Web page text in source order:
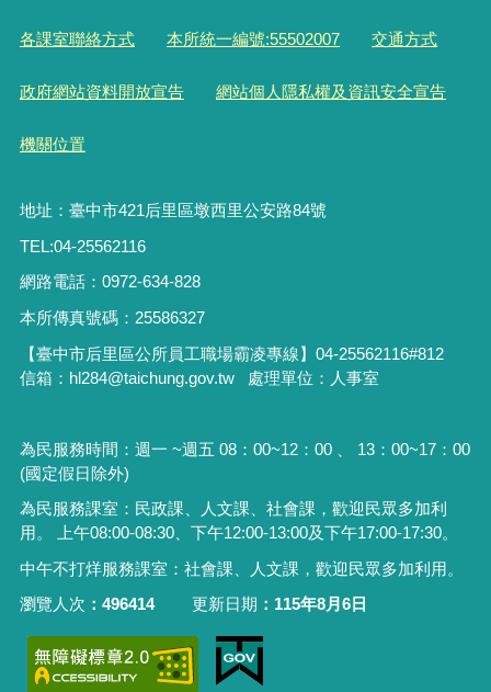
各課室聯絡方式 本所統一編號:55502007 交通方式
政府網站資料開放宣告 網站個人隱私權及資訊安全宣告
機關位置
地址：臺中市421后里區墩西里公安路84號
TEL:04-25562116
網路電話：0972-634-828
本所傳真號碼：25586327
【臺中市后里區公所員工職場霸凌專線】04-25562116#812
信箱：hl284@taichung.gov.tw 處理單位：人事室
為民服務時間：週一 ~週五 08：00~12：00 、 13：00~17：00
(國定假日除外)
為民服務課室：民政課、人文課、社會課，歡迎民眾多加利
用。 上午08:00-08:30、下午12:00-13:00及下午17:00-17:30。
中午不打烊服務課室：社會課、人文課，歡迎民眾多加利用。
瀏覽人次
496414 更新日期 115年8月6日